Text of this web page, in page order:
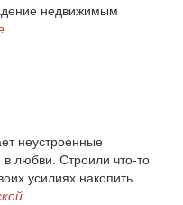
недвижимым
неустроенные
любви. Строили что-то
усилиях накопить